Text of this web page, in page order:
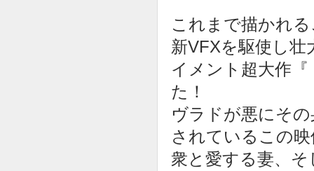
これまで描かれ
新VFXを駆使し
イメント超大作
た！
ヴラドが悪にそ
されているこの
衆と愛する妻、